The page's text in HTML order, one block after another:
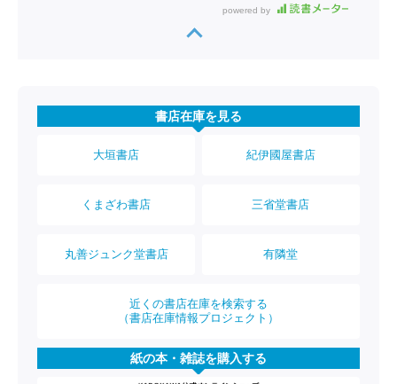
powered by
書店在庫を見る
大垣書店 紀伊國屋書店
くまざわ書店 三省堂書店
丸善ジュンク堂書店 有隣堂
近くの書店在庫を検索する
（書店在庫情報プロジェクト）
紙の本・雑誌を購入する